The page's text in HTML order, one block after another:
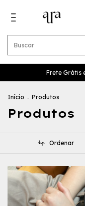
Frete Grátis
Início . Produtos
Produtos
Ordenar